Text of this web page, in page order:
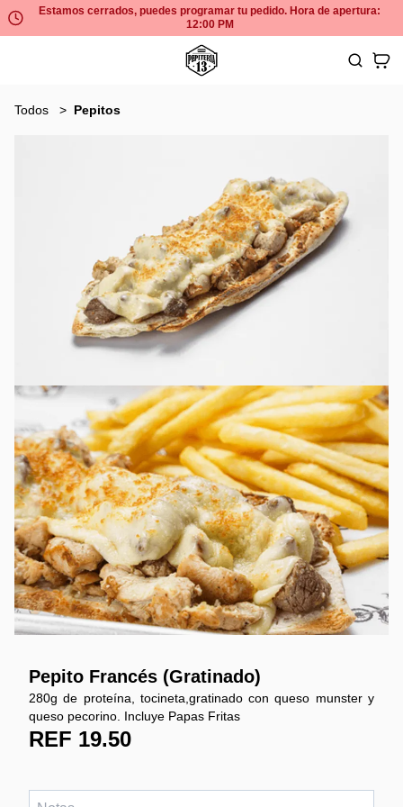
Estamos cerrados, puedes programar tu pedido. Hora de apertura:
12:00 PM
Todos Pepitos
Pepito Francés (Gratinado)
280g de proteína, tocineta,gratinado con queso munster y
queso pecorino. Incluye Papas Fritas
REF 19.50